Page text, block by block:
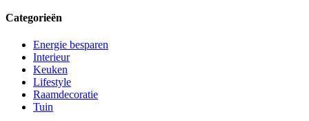
Categorieën
Energie besparen
Interieur
Keuken
Lifestyle
Raamdecoratie
Tuin